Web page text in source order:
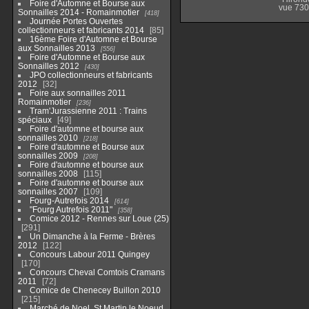
Foire d'Automne et Bourse aux
Sonnailles 2014 - Romainmotier
418
Journée Portes Ouvertes
collectionneurs et fabricants 2014
85
16ème Foire d'Automne et Bourse
aux Sonnailles 2013
556
Foire d'Automne et Bourse aux
Sonnailles 2012
430
JPO collectionneurs et fabricants
2012
32
Foire aux sonnailles 2011
Romainmotier
236
Tram'Jurassienne 2011 : Trains
spéciaux
49
Foire d'automne et bourse aux
sonnailles 2010
218
Foire d'automne et Bourse aux
sonnailles 2009
208
Foire d'automne et bourse aux
sonnailles 2008
115
Foire d'automne et bourse aux
sonnailles 2007
109
Fourg-Autrefois 2014
614
"Fourg Autrefois 2011" 358
Comice 2012 - Rennes sur Loue (25)
291
Un Dimanche à la Ferme - Brères
2012
122
Concours Labour 2011 Quingey
170
Concours Cheval Comtois Cramans
2011
72
Comice de Chenecey Buillon 2010
215
vue